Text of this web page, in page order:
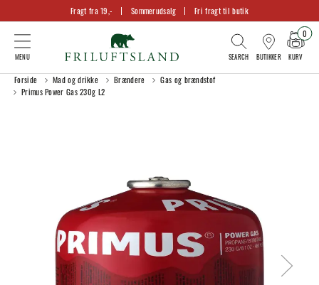
Fragt fra 19,- Sommerudsalg Fri fragt til butik
BUTIKKER KURV
0
Forside Mad og drikke Brændere
Gas og brændstof
Primus Power Gas 230g L2